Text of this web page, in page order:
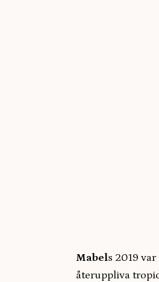
Mabels 2019
återuppliva